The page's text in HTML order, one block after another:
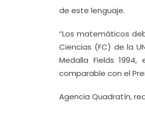
de este lenguaje.
“Los matemáticos
Ciencias (FC) de la
Medalla Fields
comparable con el
Agencia Quadratín,